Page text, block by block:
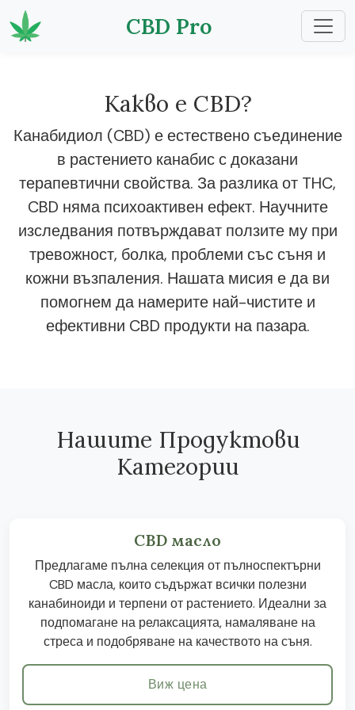
CBD Pro
Какво е CBD?
Канабидиол (CBD) е естествено съединение
в растението канабис с доказани
терапевтични свойства. За разлика от THC,
CBD няма психоактивен ефект. Научните
изследвания потвърждават ползите му при
тревожност, болка, проблеми със съня и
кожни възпаления. Нашата мисия е да ви
помогнем да намерите най-чистите и
ефективни CBD продукти на пазара.
Нашите Продуктови
Категории
CBD масло
Предлагаме пълна селекция от пълноспектърни
CBD масла, които съдържат всички полезни
канабиноиди и терпени от растението. Идеални за
подпомагане на релаксацията, намаляване на
стреса и подобряване на качеството на съня.
Виж цена